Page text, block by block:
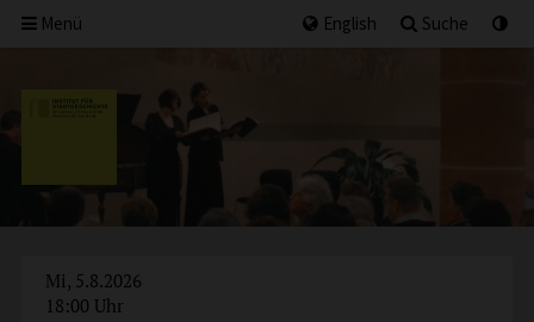
Menü English Suche
Mi, 5.8.2026
18:00 Uhr